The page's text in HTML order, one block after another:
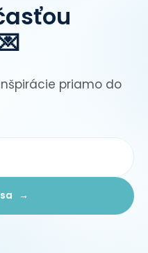
priamo do
sa →